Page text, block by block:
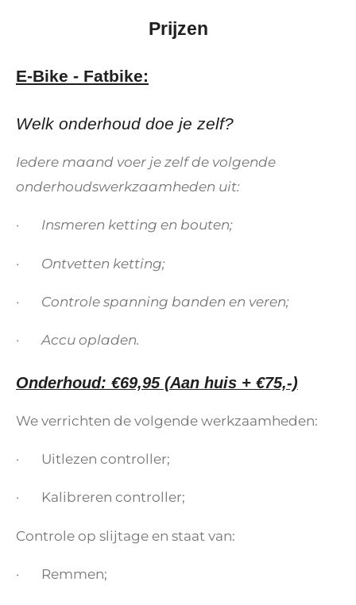
Prijzen
E-Bike - Fatbike:
Welk onderhoud doe je zelf?
Iedere maand voer je zelf de volgende
onderhoudswerkzaamheden uit:
· Insmeren ketting en bouten;
· Ontvetten ketting;
· Controle spanning banden en veren;
· Accu opladen.
Onderhoud: €69,95 (Aan huis + €75,-)
We verrichten de volgende werkzaamheden:
· Uitlezen controller;
· Kalibreren controller;
Controle op slijtage en staat van:
· Remmen;